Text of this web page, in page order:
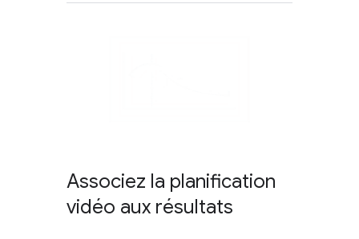
Associez la planification
vidéo aux résultats